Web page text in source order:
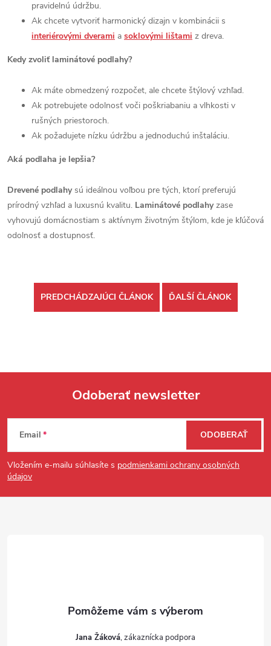
pravidelnú údržbu.
Ak chcete vytvoriť harmonický dizajn v kombinácii s
interiérovými dverami a soklovými lištami z dreva.
Kedy zvoliť laminátové podlahy?
Ak máte obmedzený rozpočet, ale chcete štýlový vzhľad.
Ak potrebujete odolnosť voči poškriabaniu a vlhkosti v
rušných priestoroch.
Ak požadujete nízku údržbu a jednoduchú inštaláciu.
Aká podlaha je lepšia?
Drevené podlahysú ideálnou voľbou pre tých, ktorí preferujú
prírodný vzhľad a luxusnú kvalitu. Laminátové podlahyzase
vyhovujú domácnostiam s aktívnym životným štýlom, kde je kľúčová
odolnosť a dostupnosť.
PREDCHÁDZAJÚCI ČLÁNOK ĎALŠÍ ČLÁNOK
Zápätie
Odoberať newsletter
Email
Vložením e-mailu súhlasíte s podmienkami ochrany osobných
údajov
ODOBERAŤ
Jana Žáková